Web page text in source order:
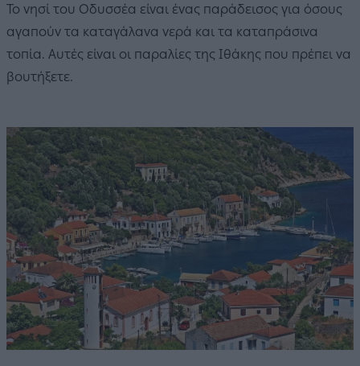
Το νησί του Οδυσσέα είναι ένας παράδεισος για όσους
αγαπούν τα καταγάλανα νερά και τα καταπράσινα
τοπία. Αυτές είναι οι παραλίες της Ιθάκης που πρέπει να
βουτήξετε.